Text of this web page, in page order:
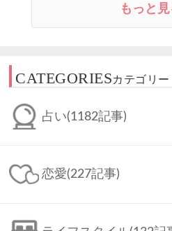
もっと見
CATEGORIESカテゴリー
占い(1182記事)
恋愛(227記事)